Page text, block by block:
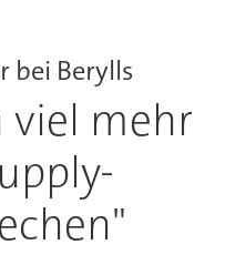
bei Berylls
viel mehr